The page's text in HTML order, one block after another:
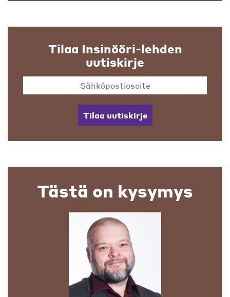
Tilaa Insinööri-lehden
uutiskirje
Tilaa uutiskirje
Tästä on kysymys